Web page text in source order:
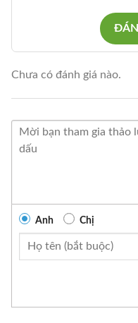
Chưa có đánh giá nào.
Anh Chị